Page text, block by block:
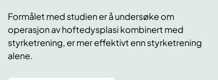
Formålet med studien er å undersøke om
operasjon av hoftedysplasi kombinert med
styrketrening, er mer effektivt enn styrketrening
alene.